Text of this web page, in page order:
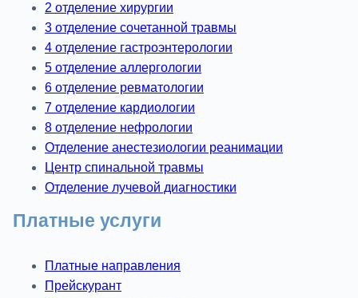
2 отделение хирургии
3 отделение сочетанной травмы
4 отделение гастроэнтерологии
5 отделение аллергологии
6 отделение ревматологии
7 отделение кардиологии
8 отделение нефрологии
Отделение анестезиологии реанимации
Центр спинальной травмы
Отделение лучевой диагностики
Платные услуги
Платные направления
Прейскурант